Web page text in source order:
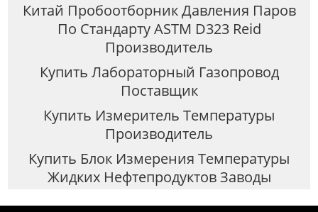
Китай Пробоотборник Давления Паров
По Стандарту ASTM D323 Reid
Производитель
Купить Лабораторный Газопровод
Поставщик
Купить Измеритель Температуры
Производитель
Купить Блок Измерения Температуры
Жидких Нефтепродуктов Заводы